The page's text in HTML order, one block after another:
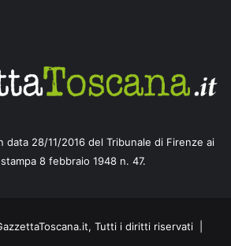
data 28/11/2016 del Tribunale di Firenze ai
8 febbraio 1948 n. 47.
Tutti i diritti riservati |